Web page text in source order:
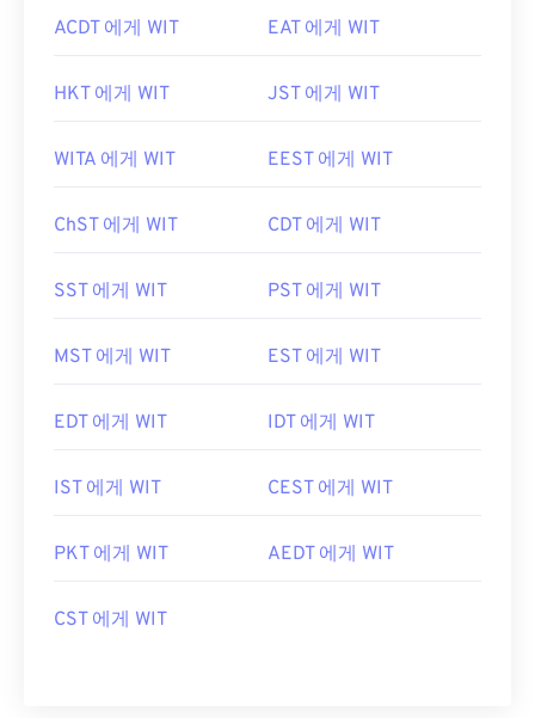
ACDT 에게 WIT EAT 에게 WIT
HKT 에게 WIT JST 에게 WIT
WITA 에게 WIT EEST 에게 WIT
ChST 에게 WIT CDT 에게 WIT
SST 에게 WIT PST 에게 WIT
MST 에게 WIT EST 에게 WIT
EDT 에게 WIT IDT 에게 WIT
IST 에게 WIT CEST 에게 WIT
PKT 에게 WIT AEDT 에게 WIT
CST 에게 WIT